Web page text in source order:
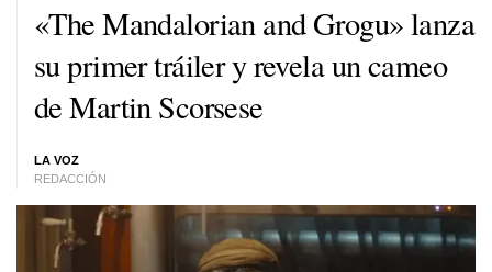
«The Mandalorian and Grogu» lanza
su primer tráiler y revela un cameo
de Martin Scorsese
LA VOZ
REDACCIÓN